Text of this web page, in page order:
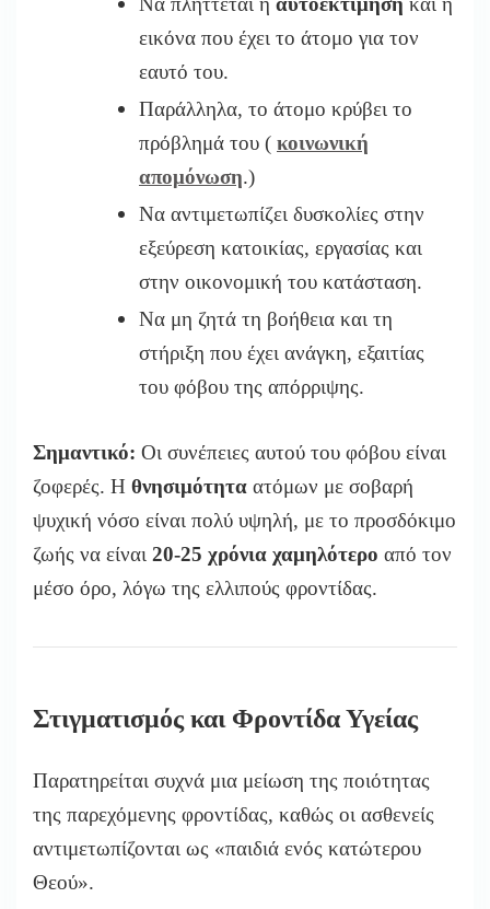
εικόνα που έχει το άτομο για τον
εαυτό του.
Παράλληλα, το άτομο κρύβει το
πρόβλημά του ( κοινωνική
απομόνωση.)
Να αντιμετωπίζει δυσκολίες στην
εξεύρεση κατοικίας, εργασίας και
στην οικονομική του κατάσταση.
Να μη ζητά τη βοήθεια και τη
στήριξη που έχει ανάγκη, εξαιτίας
του φόβου της απόρριψης.
Σημαντικό: Οι συνέπειες αυτού του φόβου είναι
ζοφερές. Η θνησιμότητα ατόμων με σοβαρή
ψυχική νόσο είναι πολύ υψηλή, με το προσδόκιμο
ζωής να είναι 20-25 χρόνια χαμηλότερο από τον
μέσο όρο, λόγω της ελλιπούς φροντίδας.
Στιγματισμός και Φροντίδα Υγείας
Παρατηρείται συχνά μια μείωση της ποιότητας
της παρεχόμενης φροντίδας, καθώς οι ασθενείς
αντιμετωπίζονται ως «παιδιά ενός κατώτερου
Θεού».